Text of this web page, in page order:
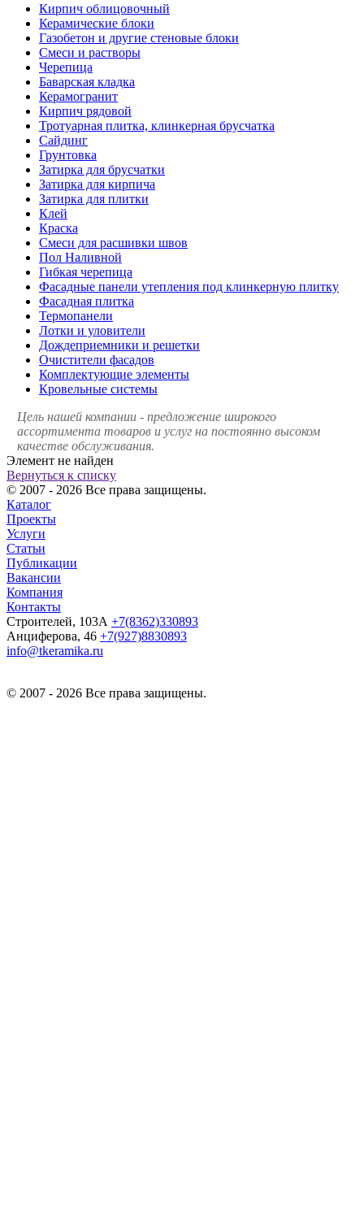
Кирпич облицовочный
Керамические блоки
Газобетон и другие стеновые блоки
Смеси и растворы
Черепица
Баварская кладка
Керамогранит
Кирпич рядовой
Тротуарная плитка, клинкерная брусчатка
Сайдинг
Грунтовка
Затирка для брусчатки
Затирка для кирпича
Затирка для плитки
Клей
Краска
Смеси для расшивки швов
Пол Наливной
Гибкая черепица
Фасадные панели утепления под клинкерную плитку
Фасадная плитка
Термопанели
Лотки и уловители
Дождеприемники и решетки
Очистители фасадов
Комплектующие элементы
Кровельные системы
Цель нашей компании - предложение широкого
ассортимента товаров и услуг на постоянно высоком
качестве обслуживания.
Элемент не найден
Вернуться к списку
© 2007 - 2026 Все права защищены.
Каталог
Проекты
Услуги
Статьи
Публикации
Вакансии
Компания
Контакты
Строителей, 103А +7(8362)330893
Анциферова, 46 +7(927)8830893
info@tkeramika.ru
© 2007 - 2026 Все права защищены.